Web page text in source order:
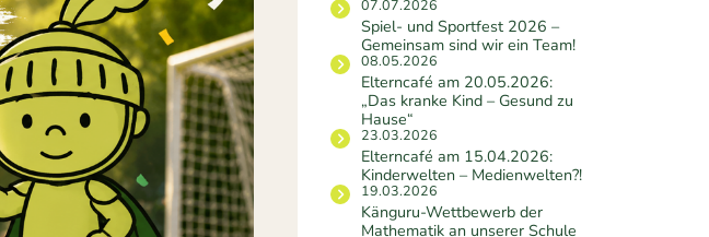
07.07.2026
Spiel- und Sportfest 2026 –
Gemeinsam sind wir ein Team!
08.05.2026
Elterncafé am 20.05.2026:
„Das kranke Kind – Gesund zu
Hause“
23.03.2026
Elterncafé am 15.04.2026:
Kinderwelten – Medienwelten?!
19.03.2026
Känguru-Wettbewerb der
Mathematik an unserer Schule